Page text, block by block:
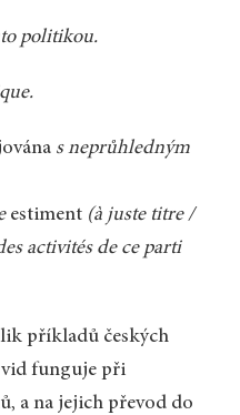
politikou.
s neprůhledným
estiment (à juste titre /
activités de ce parti
příkladů českých
vid funguje při
a na jejich převod do